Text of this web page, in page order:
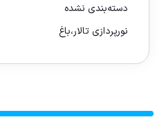
دسته‌بندی نشده
نورپردازی تالار،باغ